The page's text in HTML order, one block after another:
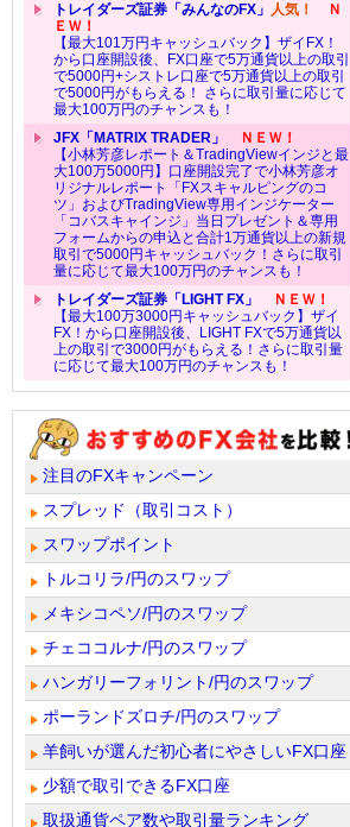
トレイダーズ証券「みんなのFX」 人気！
Ｎ
ＥＷ！
【最大101万円キャッシュバック】ザイFX！
から口座開設後、FX口座で5万通貨以上の取引
で5000円+シストレ口座で5万通貨以上の取引
で5000円がもらえる！ さらに取引量に応じて
最大100万円のチャンスも！
JFX「MATRIX TRADER」
ＮＥＷ！
【小林芳彦レポート＆TradingViewインジと最
大100万5000円】口座開設完了で小林芳彦オ
リジナルレポート「FXスキャルピングのコ
ツ」およびTradingView専用インジケーター
「コバスキャインジ」当日プレゼント＆専用
フォームからの申込と合計1万通貨以上の新規
取引で5000円キャッシュバック！さらに取引
量に応じて最大100万円のチャンスも！
トレイダーズ証券「LIGHT FX」
ＮＥＷ！
【最大100万3000円キャッシュバック】ザイ
FX！から口座開設後、LIGHT FXで5万通貨以
上の取引で3000円がもらえる！さらに取引量
に応じて最大100万円のチャンスも！
注目のFXキャンペーン
スプレッド（取引コスト）
スワップポイント
トルコリラ/円のスワップ
メキシコペソ/円のスワップ
チェココルナ/円のスワップ
ハンガリーフォリント/円のスワップ
ポーランドズロチ/円のスワップ
羊飼いが選んだ初心者にやさしいFX口座
少額で取引できるFX口座
取扱通貨ペア数や取引量ランキング